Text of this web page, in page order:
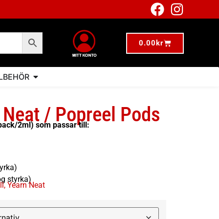
0.00 kr
/ Popreel Pods
2ml) som passar till:
styrka)
, Yearn Neat